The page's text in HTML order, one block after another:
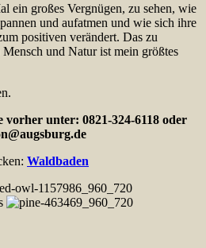
ein großes Vergnügen, zu sehen, wie
und aufatmen und wie sich ihre
positiven verändert. Das zu
und Natur ist mein größtes
vorher unter: 0821-324-6118 oder
Waldbaden